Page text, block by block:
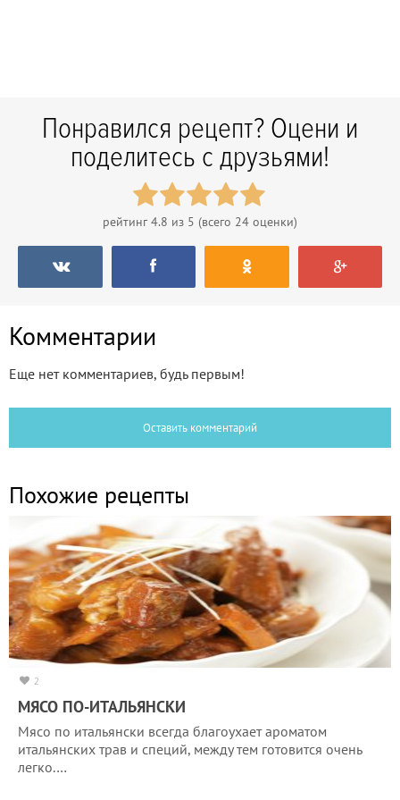
Понравился рецепт? Оцени и
поделитесь с друзьями!
рейтинг4.8 из 5 (всего 24 оценки)
Комментарии
Еще нет комментариев, будь первым!
Оставить комментарий
Похожие рецепты
2
МЯСО ПО-ИТАЛЬЯНСКИ
Мясо по итальянски всегда благоухает ароматом
итальянских трав и специй, между тем готовится очень
легко.…